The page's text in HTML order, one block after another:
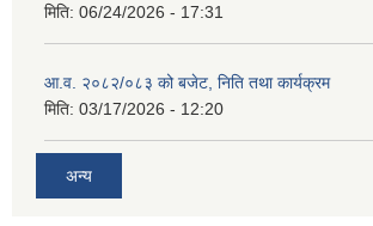
मिति: 06/24/2026 - 17:31
आ.व. २०८२/०८३ को बजेट, निति तथा कार्यक्रम
मिति: 03/17/2026 - 12:20
अन्य